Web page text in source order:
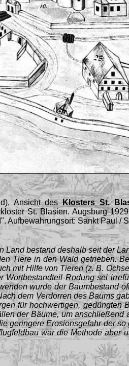
), Ansicht desKlosters St.
St. Blasien. Augsburg
Sankt Paul /
Land bestand deshalb seit der
Tiere in den Wald getrieben.
mit Hilfe von Tieren (z. B.
Rodung sei
wurde der Baumbestand
dem Verdorren des Baums
für hochwertigen,
der Bäume, um
geringere Erosionsgefahr der
war die Methode